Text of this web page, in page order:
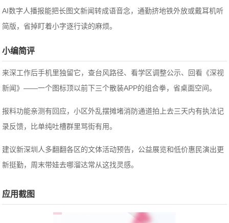
AI数字人播报能把长图文新闻转成语音念，通勤挤地铁外放或戴耳机听
简版，省掉盯着小字逐行读的麻烦。
小编简评
来深工作后手机里独留它，查台风路径、看学区调整公示、回看《深视
新闻》——一个图标顶以前下三个散装APP的组合拳，省桌面空间。
报料功能亲测有回应，小区外乱摆摊堵消防通道拍上去三天内有执法记
录反馈，比单纯吐槽群里骂街有用。
建议新深圳人多翻翻各区的文体活动预告，公益展览和低价惠民演出更
新挺勤，周末带娃去哪溜达常从这找灵感。
应用截图